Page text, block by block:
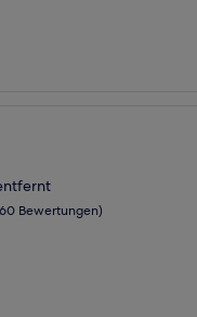
Bewertungen)